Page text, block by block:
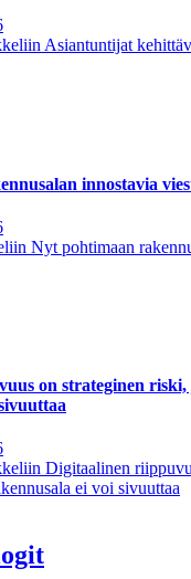
Asiantuntijat
innostavia
Nyt pohtimaan
on strateginen riski,
Digitaalinen
ei voi sivuuttaa